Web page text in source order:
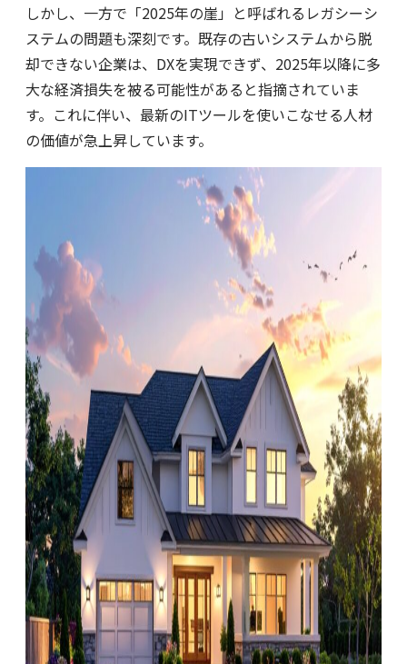
しかし、一方で「2025年の崖」と呼ばれるレガシーシ
ステムの問題も深刻です。既存の古いシステムから脱
却できない企業は、DXを実現できず、2025年以降に多
大な経済損失を被る可能性があると指摘されていま
す。これに伴い、最新のITツールを使いこなせる人材
の価値が急上昇しています。